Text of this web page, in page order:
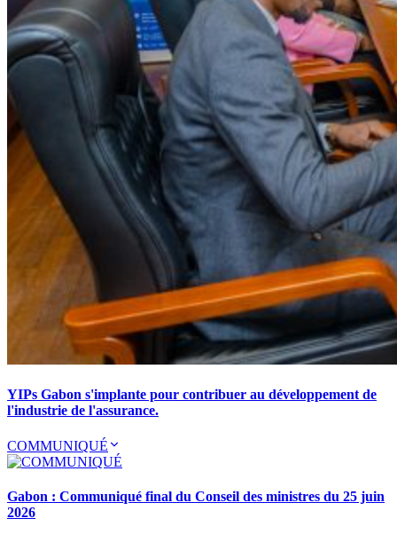
YIPs Gabon s'implante pour contribuer au développement de
l'industrie de l'assurance.
COMMUNIQUÉ
Gabon : Communiqué final du Conseil des ministres du 25 juin
2026